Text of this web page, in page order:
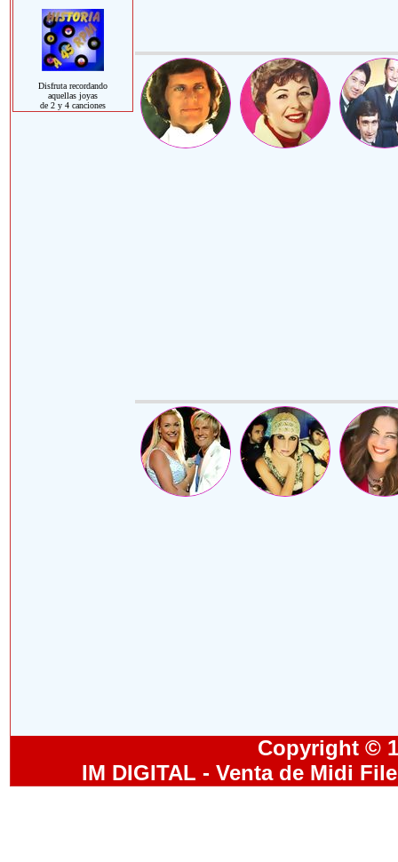
Disfruta recordando
aquellas joyas
de 2 y 4 canciones
Copyright ©
IM DIGITAL - Venta de Midi